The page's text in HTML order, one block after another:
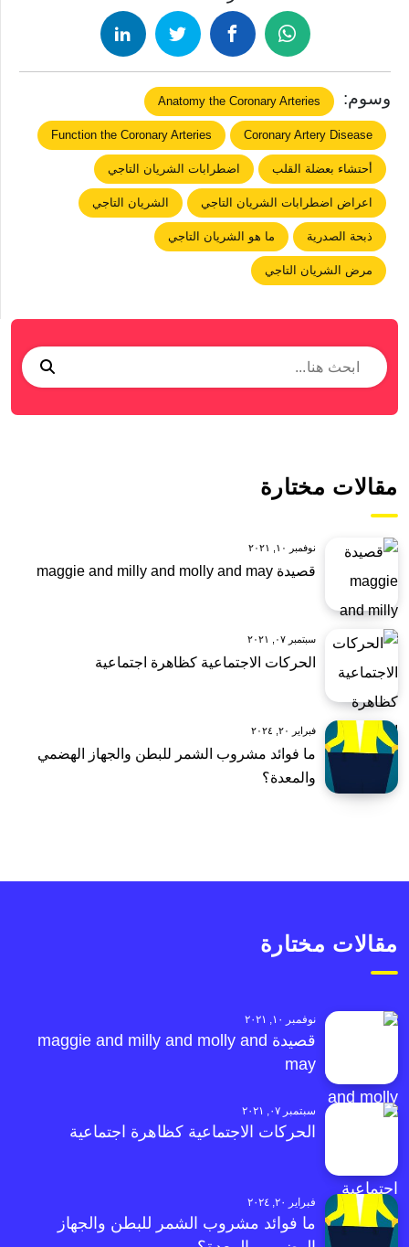
وسوم: Anatomy the Coronary Arteries
Coronary Artery Disease
Function the Coronary Arteries
أحتشاء بعضلة القلب اضطرابات الشريان التاجي
اعراض اضطرابات الشريان التاجي الشريان التاجي
ذبحة الصدرية ما هو الشريان التاجي
مرض الشريان التاجي
مقالات مختارة
نوفمبر ١٠, ٢٠٢١
قصيدة maggie and milly and molly and may
سبتمبر ٠٧, ٢٠٢١
الحركات الاجتماعية كظاهرة اجتماعية
فبراير ٢٠, ٢٠٢٤
ما فوائد مشروب الشمر للبطن والجهاز الهضمي
والمعدة؟
مقالات مختارة
نوفمبر ١٠, ٢٠٢١
قصيدة maggie and milly and molly and
may
سبتمبر ٠٧, ٢٠٢١
الحركات الاجتماعية كظاهرة اجتماعية
فبراير ٢٠, ٢٠٢٤
ما فوائد مشروب الشمر للبطن والجهاز